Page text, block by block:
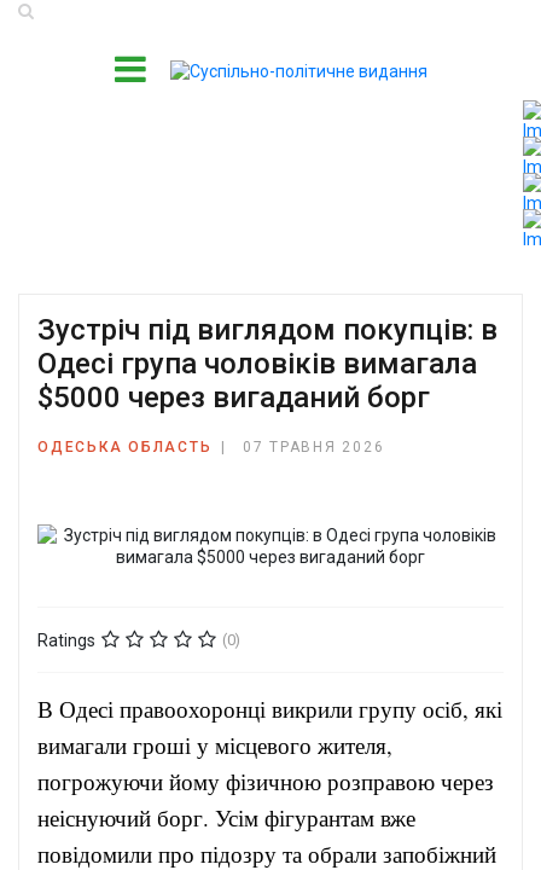
Зустріч під виглядом покупців: в
Одесі група чоловіків вимагала
$5000 через вигаданий борг
ОДЕСЬКА ОБЛАСТЬ 07 ТРАВНЯ 2026
Ratings (0)
В Одесі правоохоронці викрили групу осіб, які
вимагали гроші у місцевого жителя,
погрожуючи йому фізичною розправою через
неіснуючий борг. Усім фігурантам вже
повідомили про підозру та обрали запобіжний